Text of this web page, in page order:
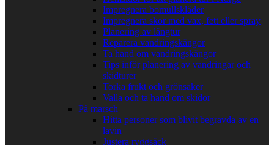
Impregnera bomullskläder
Impregnera skor med vax, fett eller spray
Planering av långtur
Reparera vandringskängor
Ta hand om vandringskängor
Tips inför planering av vandringar och
skidturer
Torka frukt och grönsaker
Valla och ta hand om skidor
På marsch
Hitta personer som blivit begravda av en
lavin
Justera ryggsäck